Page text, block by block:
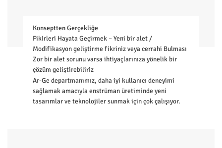
Konseptten Gerçekliğe
Fikirleri Hayata Geçirmek – Yeni bir alet /
Modifikasyon geliştirme fikriniz veya cerrahi Bulması
Zor bir alet sorunu varsa ihtiyaçlarınıza yönelik bir
çözüm geliştirebiliriz
Ar-Ge departmanımız, daha iyi kullanıcı deneyimi
sağlamak amacıyla enstrüman üretiminde yeni
tasarımlar ve teknolojiler sunmak için çok çalışıyor.